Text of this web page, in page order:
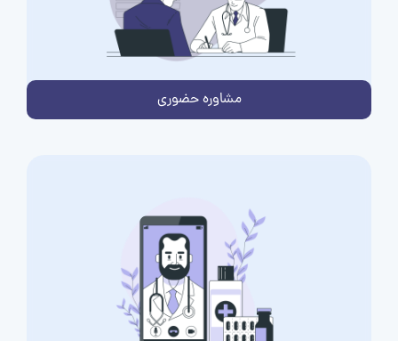
مشاوره حضوری